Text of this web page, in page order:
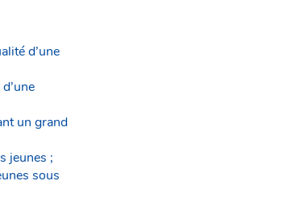
d’une
un grand
jeunes ;
sous